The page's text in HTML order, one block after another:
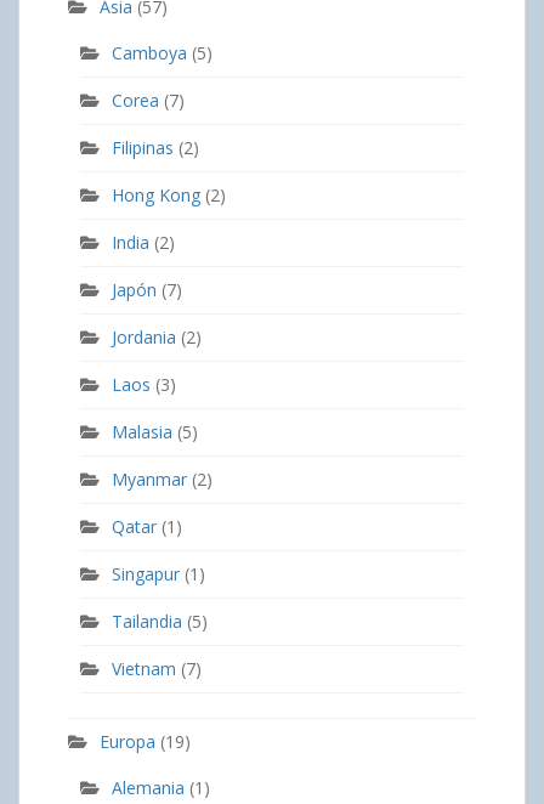
Asia (57)
Camboya (5)
Corea (7)
Filipinas (2)
Hong Kong (2)
India (2)
Japón (7)
Jordania (2)
Laos (3)
Malasia (5)
Myanmar (2)
Qatar (1)
Singapur (1)
Tailandia (5)
Vietnam (7)
Europa (19)
Alemania (1)